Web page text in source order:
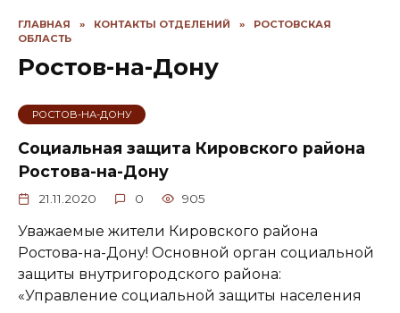
ГЛАВНАЯ » КОНТАКТЫ ОТДЕЛЕНИЙ »
РОСТОВСКАЯ
ОБЛАСТЬ
Ростов-на-Дону
РОСТОВ-НА-ДОНУ
Социальная защита Кировского района
Ростова-на-Дону
21.11.2020 0 905
Уважаемые жители Кировского района
Ростова-на-Дону! Основной орган социальной
защиты внутригородского района:
«Управление социальной защиты населения